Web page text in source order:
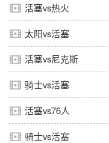
活塞vs热火
太阳vs活塞
活塞vs尼克斯
骑士vs活塞
活塞vs76人
骑士vs活塞